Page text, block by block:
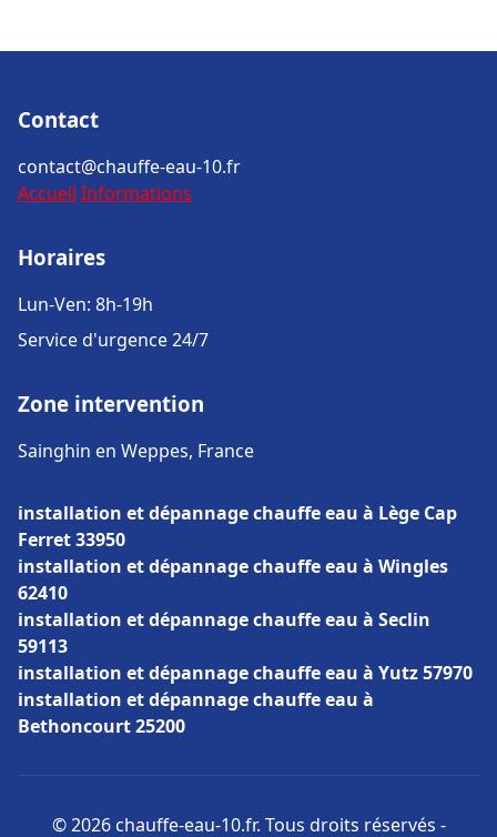
Contact
contact@chauffe-eau-10.fr
Accueil Informations
Horaires
Lun-Ven: 8h-19h
Service d'urgence 24/7
Zone intervention
Sainghin en Weppes, France
installation et dépannage chauffe eau à Lège Cap
Ferret 33950
installation et dépannage chauffe eau à Wingles
62410
installation et dépannage chauffe eau à Seclin
59113
installation et dépannage chauffe eau à Yutz 57970
installation et dépannage chauffe eau à
Bethoncourt 25200
© 2026 chauffe-eau-10.fr. Tous droits réservés -